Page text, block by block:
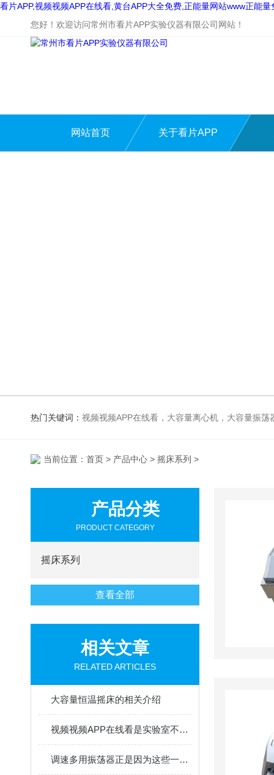
看片APP,视频视频APP在线看,黄台APP大全免费,正能量网站www正能量
您好！欢迎访问常州市看片APP实验仪器有限公司网站！
网站首页 关于看片APP
热门关键词： 视频视频APP在线看，大容量离心机，大容量振荡器，高速冷冻离心机，生化、光照、振荡培养箱，磁力搅拌器
当前位置： 首页 > 产品中心 > 摇床系列 >
产品分类
PRODUCT CATEGORY
摇床系列
查看全部
相关文章
RELATED ARTICLES
大容量恒温摇床的相关介绍
视频视频APP在线看是实验室不能缺少的工具
调速多用振荡器正是因为这些一步步被大家所接受